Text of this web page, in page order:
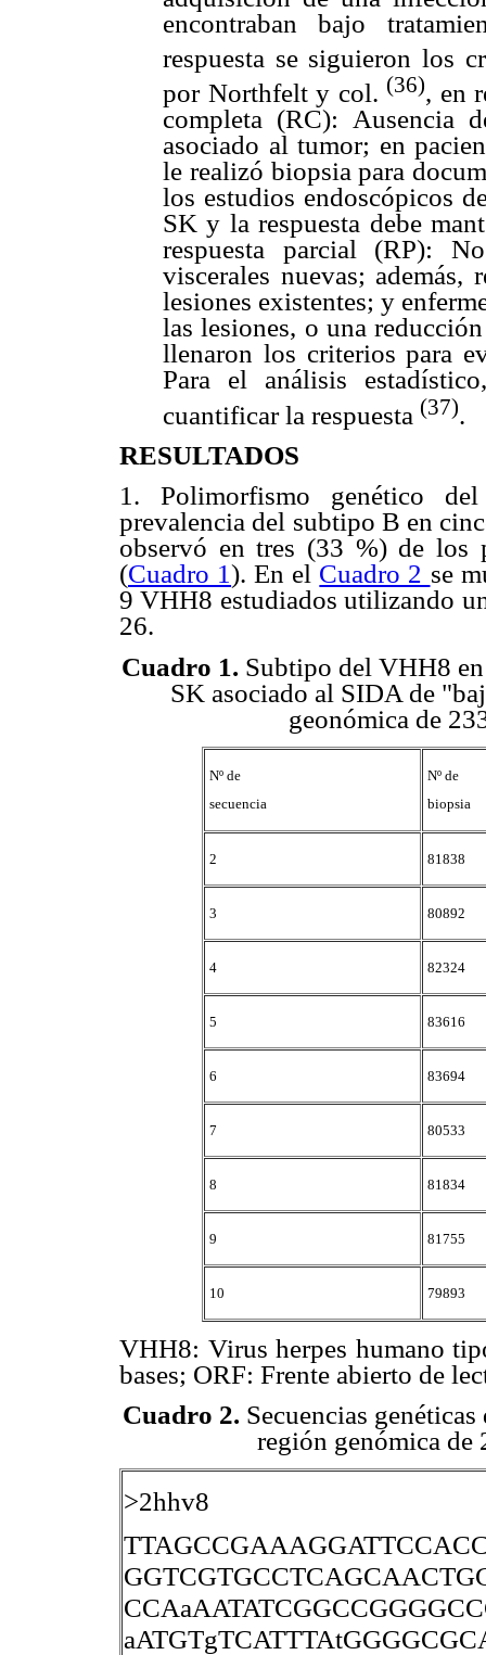
encontraban bajo
respuesta se siguieron los
por Northfelt y col. (36), en
completa (RC): Ausencia
asociado al tumor; en
le realizó biopsia para
los estudios endoscópicos
SK y la respuesta debe
respuesta parcial (RP):
viscerales nuevas;
lesiones existentes; y
las lesiones, o una
llenaron los criterios para
Para el análisis
cuantificar la respuesta (37).
RESULTADOS
1. Polimorfismo genético
prevalencia del subtipo B en
observó en tres (33 %) de
(Cuadro 1). En el Cuadro 2 se
9 VHH8 estudiados utilizando
26.
Cuadro 1. Subtipo del VHH8 en
SK asociado al SIDA de
geonómica de
Nº de
secuencia
Nº de
biopsia
2 81838
3 80892
4 82324
5 83616
6 83694
7 80533
8 81834
9 81755
10 79893
VHH8: Virus herpes humano
bases; ORF: Frente abierto de
Cuadro 2. Secuencias
región genómica
>2hhv8